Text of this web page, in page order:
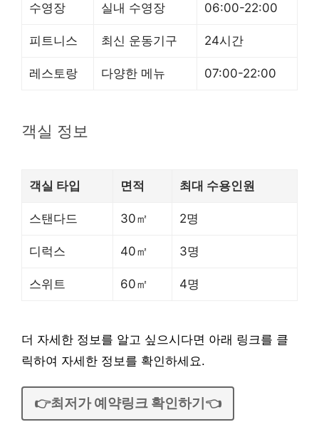
수영장 실내 수영장 06:00-22:00
피트니스 최신 운동기구 24시간
레스토랑 다양한 메뉴 07:00-22:00
객실 정보
객실 타입 면적 최대 수용인원
스탠다드 30㎡ 2명
디럭스 40㎡ 3명
스위트 60㎡ 4명
더 자세한 정보를 알고 싶으시다면 아래 링크를 클
릭하여 자세한 정보를 확인하세요.
👉최저가 예약링크 확인하기👈